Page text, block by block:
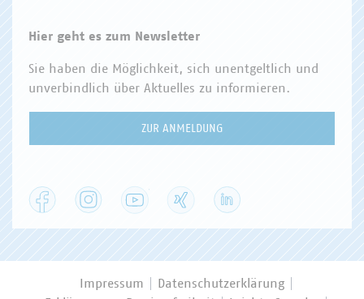
Hier geht es zum Newsletter
Sie haben die Möglichkeit, sich unentgeltlich und
unverbindlich über Aktuelles zu informieren.
ZUR ANMELDUNG
Facebook Instagram YouTube
Impressum
Datenschutzerklärung